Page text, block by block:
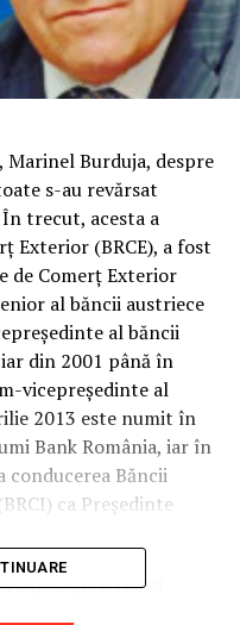
Marinel Burduja, despre
s-au revărsat
trecut, acesta a
Exterior (BRCE), a fost
de Comerţ Exterior
al băncii austriece
al băncii
din 2001 până în
vicepreşedinte al
2013 este numit în
Bank România, iar în
Băncii
ca Preşedinte
a preferat să